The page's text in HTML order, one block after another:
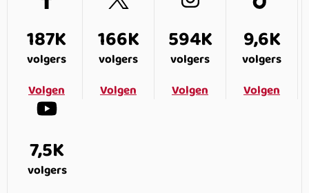
187K
volgers
Volgen
166K
volgers
Volgen
594K
volgers
Volgen
9,6K
volgers
Volgen
7,5K
volgers